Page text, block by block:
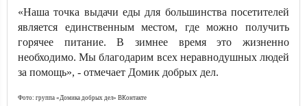
«Наша точка выдачи еды для большинства посетителей
является единственным местом, где можно получить
горячее питание. В зимнее время это жизненно
необходимо. Мы благодарим всех неравнодушных людей
за помощь», - отмечает Домик добрых дел.
Фото: группа «Домика добрых дел» ВКонтакте